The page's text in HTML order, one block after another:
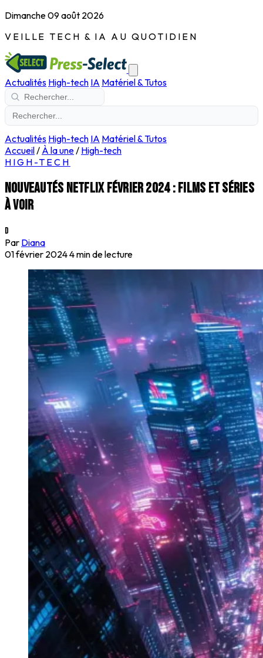
Dimanche 09 août 2026
VEILLE TECH & IA AU QUOTIDIEN
Actualités High-tech IA Matériel & Tutos
Actualités High-tech IA Matériel & Tutos
Accueil/ À la une/ High-tech
HIGH-TECH
Nouveautés Netflix février 2024 : films et séries
à voir
D
Par Diana
01 février 20244 min de lecture